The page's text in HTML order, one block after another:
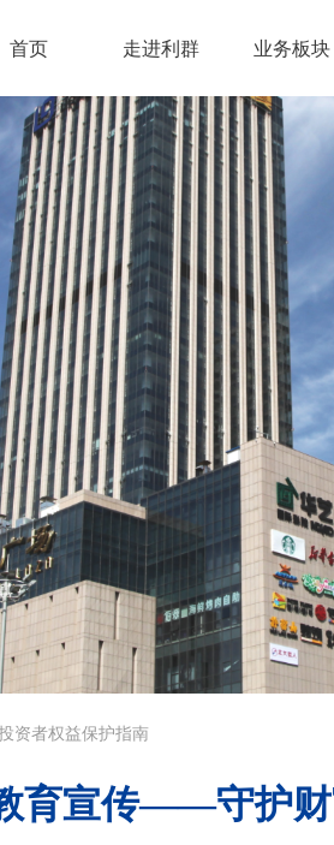
首页 走进利群 业务板块
育宣传——守护
资者权益保护指南